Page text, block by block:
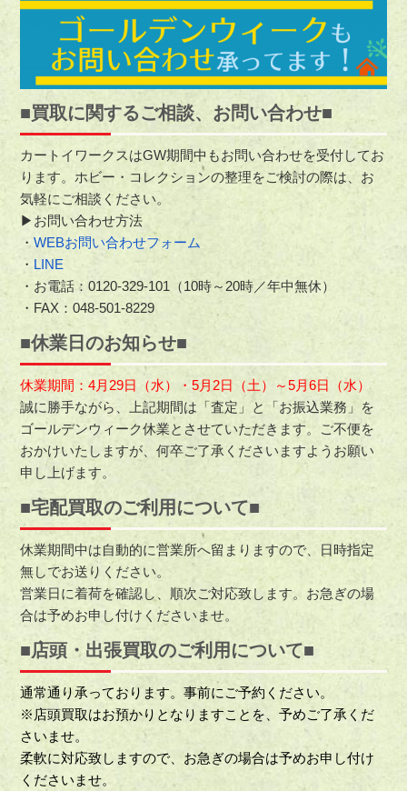
■買取に関するご相談、お問い合わせ■
カートイワークスはGW期間中もお問い合わせを受付してお
ります。ホビー・コレクションの整理をご検討の際は、お
気軽にご相談ください。
▶お問い合わせ方法
・WEBお問い合わせフォーム
・ LINE
・ お電話：0120-329-101（10時～20時／年中無休）
・FAX ：048-501-8229
■休業日のお知らせ■
休業期間：4月29日（水）・5月2日（土）～5月6日（水）
誠に勝手ながら、上記期間は「査定」と「お振込業務」を
ゴールデンウィーク休業とさせていただきます。ご不便を
おかけいたしますが、何卒ご了承くださいますようお願い
申し上げます。
■宅配買取のご利用について■
休業期間中は自動的に営業所へ留まりますので、日時指定
無しでお送りください。
営業日に着荷を確認し、順次ご対応致します。お急ぎの場
合は予めお申し付けくださいませ。
■店頭・出張買取のご利用について■
通常通り承っております。事前にご予約ください。
※店頭買取はお預かりとなりますことを、予めご了承くだ
さいませ。
柔軟に対応致しますので、お急ぎの場合は予めお申し付け
くださいませ。